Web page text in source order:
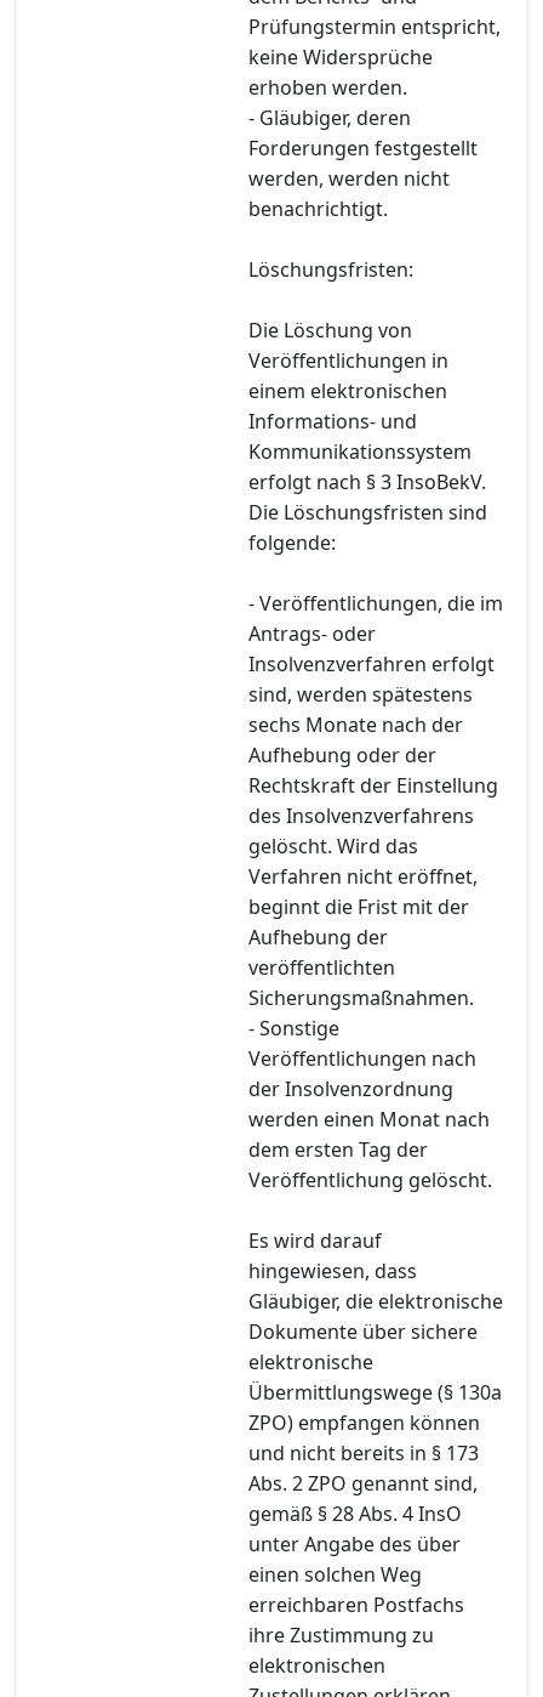
Prüfungstermin entspricht,
keine Widersprüche
erhoben werden.
- Gläubiger, deren
Forderungen festgestellt
werden, werden nicht
benachrichtigt.
Löschungsfristen:
Die Löschung von
Veröffentlichungen in
einem elektronischen
Informations- und
Kommunikationssystem
erfolgt nach § 3 InsoBekV.
Die Löschungsfristen sind
folgende:
- Veröffentlichungen, die im
Antrags- oder
Insolvenzverfahren erfolgt
sind, werden spätestens
sechs Monate nach der
Aufhebung oder der
Rechtskraft der Einstellung
des Insolvenzverfahrens
gelöscht. Wird das
Verfahren nicht eröffnet,
beginnt die Frist mit der
Aufhebung der
veröffentlichten
Sicherungsmaßnahmen.
- Sonstige
Veröffentlichungen nach
der Insolvenzordnung
werden einen Monat nach
dem ersten Tag der
Veröffentlichung gelöscht.
Es wird darauf
hingewiesen, dass
Gläubiger, die elektronische
Dokumente über sichere
elektronische
Übermittlungswege (§ 130a
ZPO) empfangen können
und nicht bereits in § 173
Abs. 2 ZPO genannt sind,
gemäß § 28 Abs. 4 InsO
unter Angabe des über
einen solchen Weg
erreichbaren Postfachs
ihre Zustimmung zu
elektronischen